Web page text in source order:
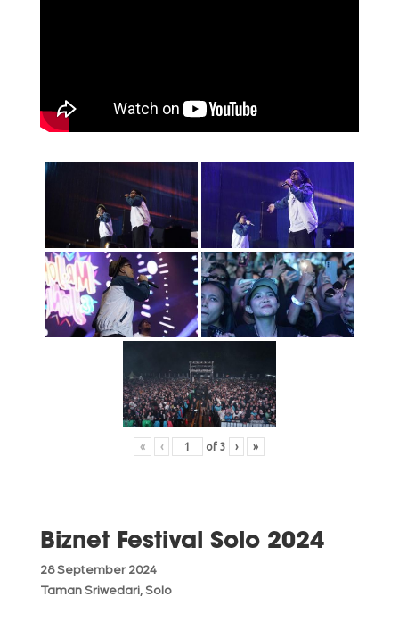
« ‹ of3 › »
Biznet Festival Solo 2024
28 September 2024
Taman Sriwedari, Solo